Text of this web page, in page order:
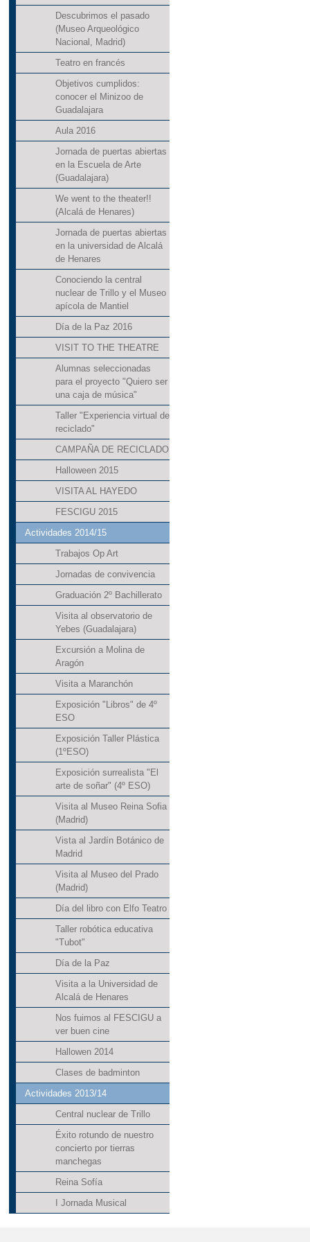
Descubrimos el pasado
(Museo Arqueológico
Nacional, Madrid)
Teatro en francés
Objetivos cumplidos:
conocer el Minizoo de
Guadalajara
Aula 2016
Jornada de puertas abiertas
en la Escuela de Arte
(Guadalajara)
We went to the theater!!
(Alcalá de Henares)
Jornada de puertas abiertas
en la universidad de Alcalá
de Henares
Conociendo la central
nuclear de Trillo y el Museo
apícola de Mantiel
Día de la Paz 2016
VISIT TO THE THEATRE
Alumnas seleccionadas
para el proyecto "Quiero ser
una caja de música"
Taller "Experiencia virtual de
reciclado"
CAMPAÑA DE RECICLADO
Halloween 2015
VISITA AL HAYEDO
FESCIGU 2015
Actividades 2014/15
Trabajos Op Art
Jornadas de convivencia
Graduación 2º Bachillerato
Visita al observatorio de
Yebes (Guadalajara)
Excursión a Molina de
Aragón
Visita a Maranchón
Exposición "Libros" de 4º
ESO
Exposición Taller Plástica
(1ºESO)
Exposición surrealista "El
arte de soñar" (4º ESO)
Visita al Museo Reina Sofia
(Madrid)
Vista al Jardín Botánico de
Madrid
Visita al Museo del Prado
(Madrid)
Día del libro con Elfo Teatro
Taller robótica educativa
"Tubot"
Día de la Paz
Visita a la Universidad de
Alcalá de Henares
Nos fuimos al FESCIGU a
ver buen cine
Hallowen 2014
Clases de badminton
Actividades 2013/14
Central nuclear de Trillo
Éxito rotundo de nuestro
concierto por tierras
manchegas
Reina Sofía
I Jornada Musical